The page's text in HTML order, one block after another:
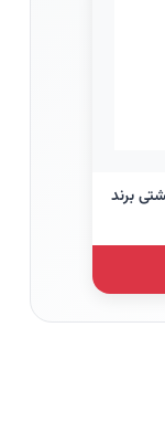
برند